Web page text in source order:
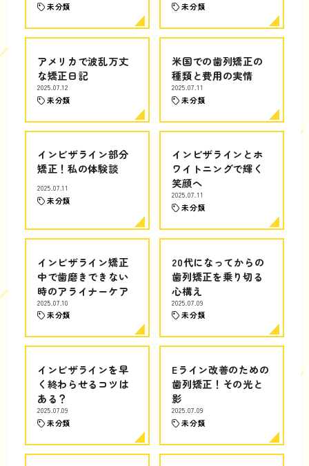
未分類 未分類
アメリカで波乱万丈
な矯正日記
2025.07.12
未分類
米国での歯列矯正の
種類と費用の実情
2025.07.11
未分類
インビザライン部分
矯正！私の体験談
2025.07.11
未分類
インビザラインとホ
ワイトニングで輝く
笑顔へ
2025.07.11
未分類
インビザライン矯正
中で歯磨きできない
時のアライナーケア
2025.07.10
未分類
20代になってからの
歯列矯正を乗り切る
心構え
2025.07.09
未分類
インビザラインを早
く終わらせるコツは
ある？
2025.07.09
未分類
Eライン改善のための
歯列矯正！その光と
影
2025.07.09
未分類